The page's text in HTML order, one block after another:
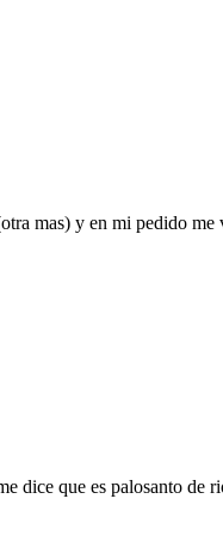
mas) y en mi pedido
dice que es palosanto